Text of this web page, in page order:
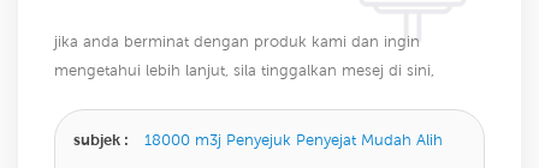
jika anda berminat dengan produk kami dan ingin
mengetahui lebih lanjut, sila tinggalkan mesej di sini,
subjek : 18000 m3j Penyejuk Penyejat Mudah Alih